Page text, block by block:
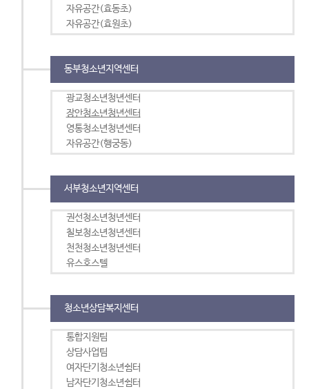
자유공간(효동초)
자유공간(효원초)
동부청소년지역센터
광교청소년청년센터
장안청소년청년센터
영통청소년청년센터
자유공간(행궁동)
서부청소년지역센터
권선청소년청년센터
칠보청소년청년센터
천천청소년청년센터
유스호스텔
청소년상담복지센터
통합지원팀
상담사업팀
여자단기청소년쉼터
남자단기청소년쉼터